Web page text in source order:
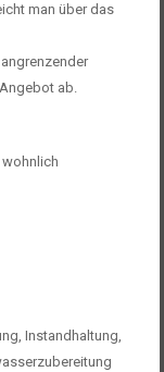
man über das
ab.
Instandhaltung,